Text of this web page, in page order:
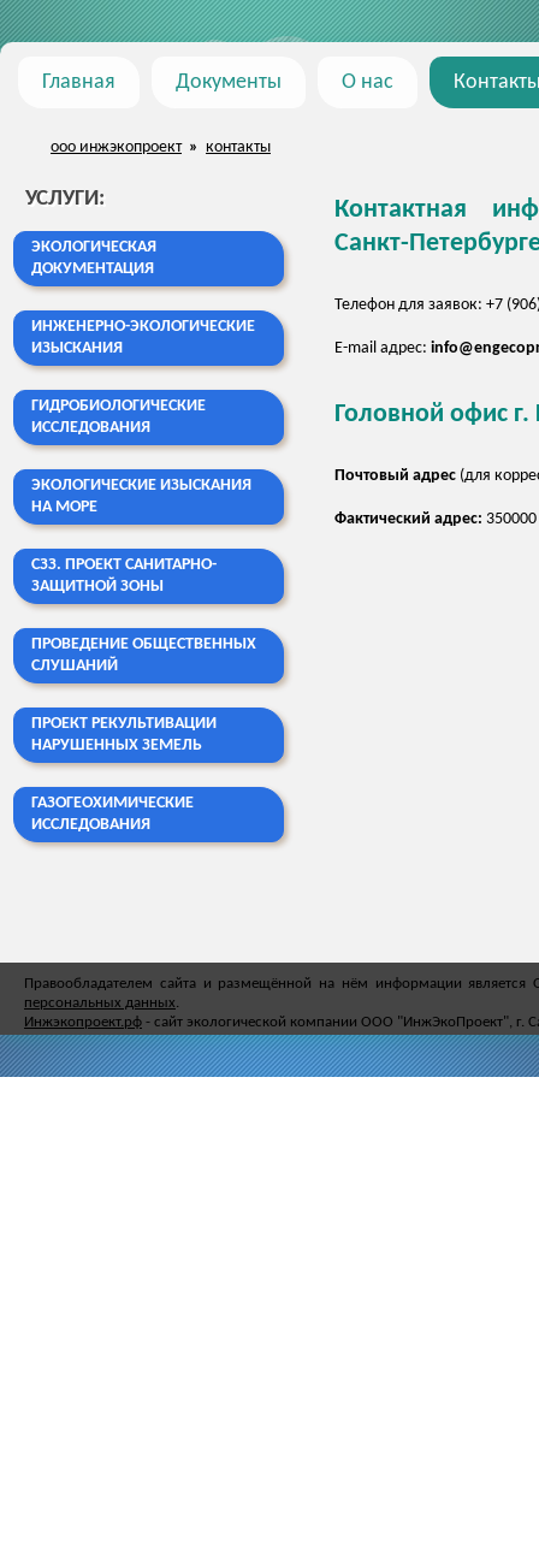
Главная Документы О нас
ооо инжэкопроект » контакты
УСЛУГИ:
ЭКОЛОГИЧЕСКАЯ
ДОКУМЕНТАЦИЯ
ИНЖЕНЕРНО-ЭКОЛОГИЧЕСКИЕ
ИЗЫСКАНИЯ
ГИДРОБИОЛОГИЧЕСКИЕ
ИССЛЕДОВАНИЯ
ЭКОЛОГИЧЕСКИЕ ИЗЫСКАНИЯ
НА МОРЕ
СЗЗ. ПРОЕКТ САНИТАРНО-
ЗАЩИТНОЙ ЗОНЫ
ПРОВЕДЕНИЕ ОБЩЕСТВЕННЫХ
СЛУШАНИЙ
ПРОЕКТ РЕКУЛЬТИВАЦИИ
НАРУШЕННЫХ ЗЕМЕЛЬ
ГАЗОГЕОХИМИЧЕСКИЕ
ИССЛЕДОВАНИЯ
Контактная
Санкт-
Телефон для заявок: +7
E-mail адрес:
Головной офис
Почтовый адрес (для
Фактический адрес:
Правообладателем сайта и размещённой на нём информации
персональных данных.
Инжэкопроект.рф - сайт экологической компании ООО "ИнжЭкоПроект", г.